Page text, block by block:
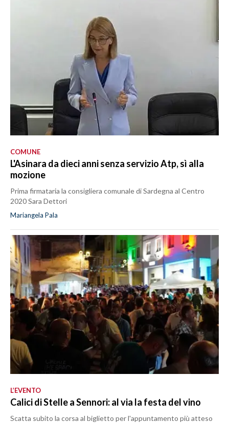
COMUNE
L'Asinara da dieci anni senza servizio Atp, sì alla
mozione
Prima firmataria la consigliera comunale di Sardegna al Centro
2020 Sara Dettori
Mariangela Pala
L’EVENTO
Calici di Stelle a Sennori: al via la festa del vino
Scatta subito la corsa al biglietto per l'appuntamento più atteso